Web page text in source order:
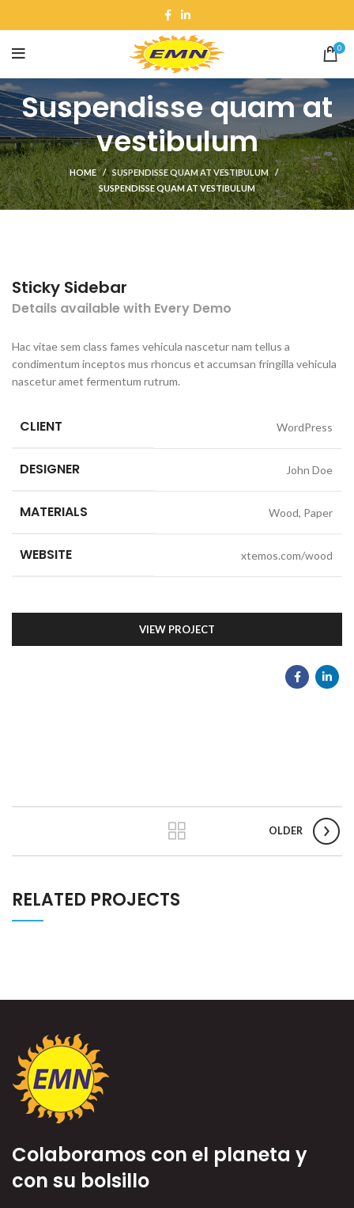
0
Suspendisse quam at
vestibulum
HOME
SUSPENDISSE QUAM AT VESTIBULUM
SUSPENDISSE QUAM AT VESTIBULUM
Sticky Sidebar
Details available with Every Demo
Hac vitae sem class fames vehicula nascetur nam tellus a
condimentum inceptos mus rhoncus et accumsan fringilla vehicula
nascetur amet fermentum rutrum.
CLIENT WordPress
DESIGNER John Doe
MATERIALS Wood, Paper
WEBSITE xtemos.com/wood
VIEW PROJECT
OLDER
RELATED PROJECTS
Colaboramos con el planeta y
con su bolsillo